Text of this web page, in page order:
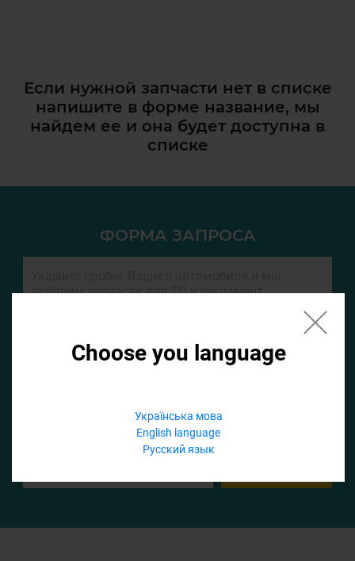
Choose you language
Українська мова
English language
Русский язык
Если нужной запчасти нет в списке
напишите в форме название, мы
найдем ее и она будет доступна в
списке
ФОРМА ЗАПРОСА